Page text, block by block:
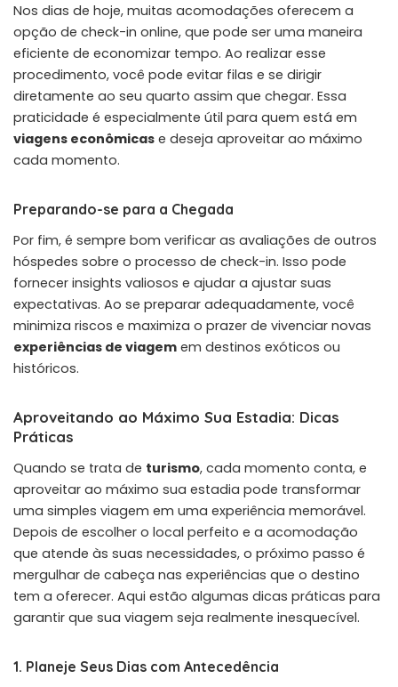
Nos dias de hoje, muitas acomodações oferecem a
opção de check-in online, que pode ser uma maneira
eficiente de economizar tempo. Ao realizar esse
procedimento, você pode evitar filas e se dirigir
diretamente ao seu quarto assim que chegar. Essa
praticidade é especialmente útil para quem está em
viagens econômicas e deseja aproveitar ao máximo
cada momento.
Preparando-se para a Chegada
Por fim, é sempre bom verificar as avaliações de outros
hóspedes sobre o processo de check-in. Isso pode
fornecer insights valiosos e ajudar a ajustar suas
expectativas. Ao se preparar adequadamente, você
minimiza riscos e maximiza o prazer de vivenciar novas
experiências de viagem em destinos exóticos ou
históricos.
Aproveitando ao Máximo Sua Estadia: Dicas
Práticas
Quando se trata de turismo, cada momento conta, e
aproveitar ao máximo sua estadia pode transformar
uma simples viagem em uma experiência memorável.
Depois de escolher o local perfeito e a acomodação
que atende às suas necessidades, o próximo passo é
mergulhar de cabeça nas experiências que o destino
tem a oferecer. Aqui estão algumas dicas práticas para
garantir que sua viagem seja realmente inesquecível.
1. Planeje Seus Dias com Antecedência